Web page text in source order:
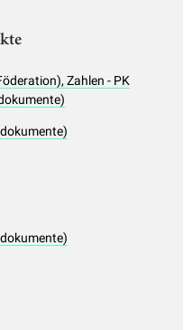
Zahlen - PK